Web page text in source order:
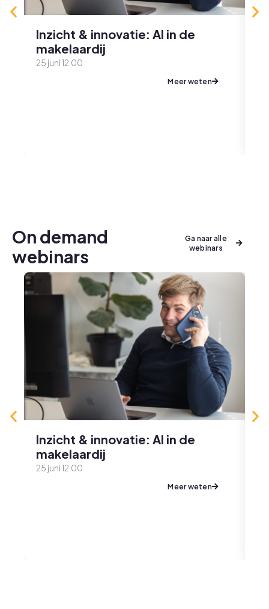
Inzicht & innovatie: AI in de
makelaardij
25 juni 12:00
Meer weten
On demand
webinars
Ga naar alle
webinars
Inzicht & innovatie: AI in de
makelaardij
25 juni 12:00
Meer weten